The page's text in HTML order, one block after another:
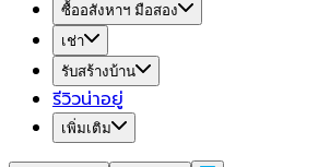
ซื้ออสังหาฯ มือสอง
เช่า
รับสร้างบ้าน
รีวิวน่าอยู่
เพิ่มเติม